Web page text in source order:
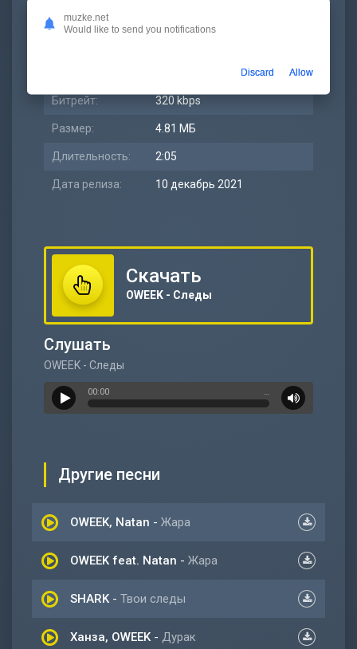
Битрейт: 320 kbps
Размер: 4.81 МБ
Длительность: 2:05
Дата релиза: 10 декабрь 2021
Скачать
OWEEK - Следы
Слушать
OWEEK - Следы
00:00 …
Другие песни
OWEEK, Natan - Жара
OWEEK feat. Natan - Жара
SHARK - Твои следы
Ханза, OWEEK - Дурак
muzke.net
Would like to send you notifications
Discard Allow